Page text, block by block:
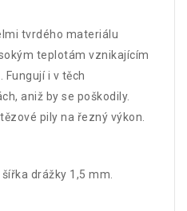
tvrdého materiálu
teplotám vznikajícím
Fungují i v těch
aniž by se poškodily.
pily na řezný výkon.
drážky 1,5 mm.